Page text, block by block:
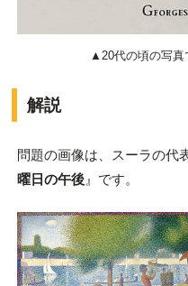
▲20代の頃の写真
解説
問題の画像は、スーラの代
曜日の午後』です。